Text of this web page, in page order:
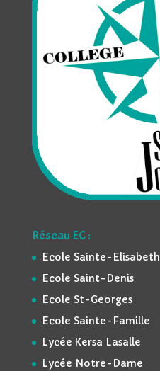
Réseau EC :
Ecole Sainte-Elisabeth
Ecole Saint-Denis
Ecole St-Georges
Ecole Sainte-Famille
Lycée Kersa Lasalle
Lycée Notre-Dame